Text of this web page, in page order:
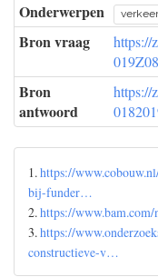
Onderwerpen
Bron vraag
https://
Bron
antwoord
https://
1.https://
bij-funder…
2.https://
3.https://
constructieve-v…